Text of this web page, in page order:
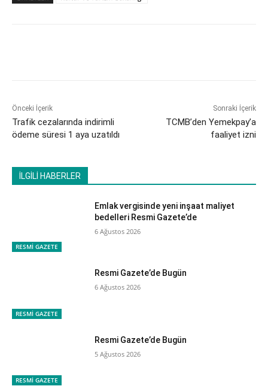
Önceki İçerik
Trafik cezalarında indirimli
ödeme süresi 1 aya uzatıldı
Sonraki İçerik
TCMB’den Yemekpay’a
faaliyet izni
İLGİLİ HABERLER
RESMİ GAZETE
Emlak vergisinde yeni inşaat maliyet
bedelleri Resmi Gazete’de
6 Ağustos 2026
RESMİ GAZETE
Resmi Gazete’de Bugün
6 Ağustos 2026
RESMİ GAZETE
Resmi Gazete’de Bugün
5 Ağustos 2026